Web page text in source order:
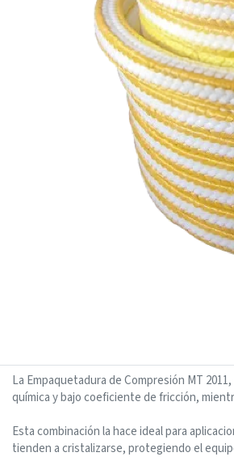
La Empaquetadura de Compresión MT
química y bajo coeficiente de fricción,
Esta combinación la hace ideal para
tienden a cristalizarse, protegiendo el